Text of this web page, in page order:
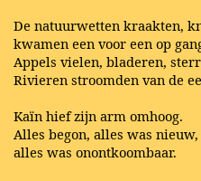
De natuurwetten kraakten,
kwamen een voor een op
Appels vielen, bladeren,
Rivieren stroomden van de
Kaïn hief zijn arm omhoog.
Alles begon, alles was nieuw,
alles was onontkoombaar.